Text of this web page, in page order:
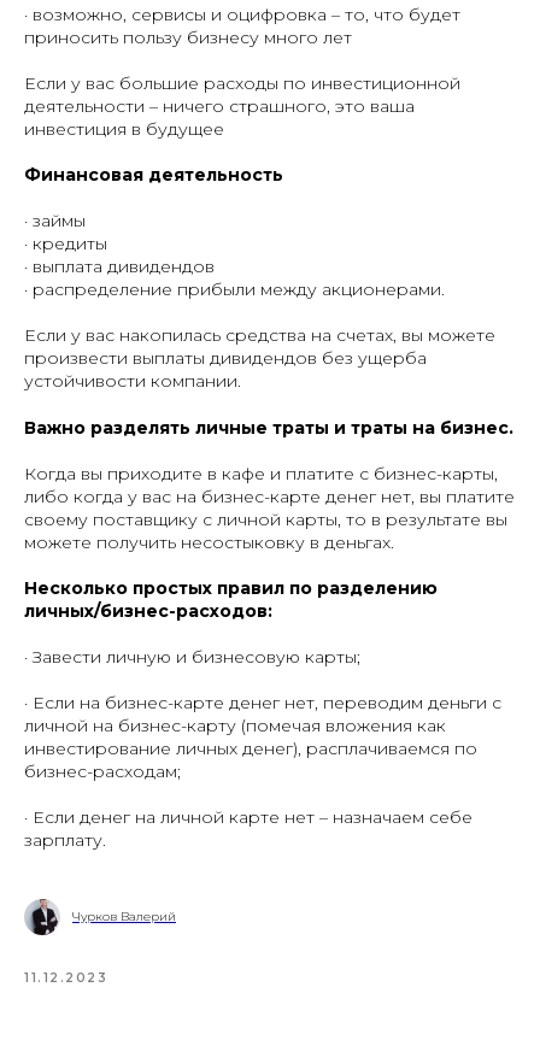
· возможно, сервисы и оцифровка – то, что будет
приносить пользу бизнесу много лет
Если у вас большие расходы по инвестиционной
деятельности – ничего страшного, это ваша
инвестиция в будущее
Финансовая деятельность
· займы
· кредиты
· выплата дивидендов
· распределение прибыли между акционерами.
Если у вас накопилась средства на счетах, вы можете
произвести выплаты дивидендов без ущерба
устойчивости компании.
Важно разделять личные траты и траты на бизнес.
Когда вы приходите в кафе и платите с бизнес-карты,
либо когда у вас на бизнес-карте денег нет, вы платите
своему поставщику с личной карты, то в результате вы
можете получить несостыковку в деньгах.
Несколько простых правил по разделению
личных/бизнес-расходов:
· Завести личную и бизнесовую карты;
· Если на бизнес-карте денег нет, переводим деньги с
личной на бизнес-карту (помечая вложения как
инвестирование личных денег), расплачиваемся по
бизнес-расходам;
· Если денег на личной карте нет – назначаем себе
зарплату.
Чурков Валерий
11.12.2023